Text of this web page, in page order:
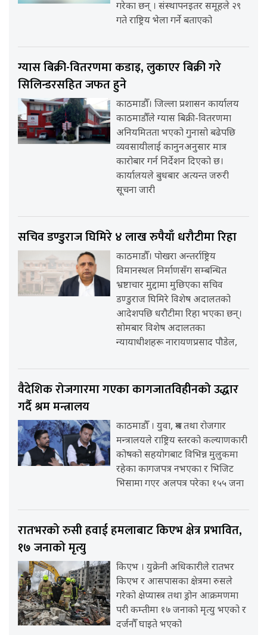
गरेका छन् । संस्थापनइतर समूहले २९
गते राष्ट्रिय भेला गर्ने बताएको
ग्यास बिक्री-वितरणमा कडाइ, लुकाएर बिक्री गरे
सिलिन्डरसहित जफत हुने
काठमाडौँ। जिल्ला प्रशासन कार्यालय
काठमाडौँले ग्यास बिक्री-वितरणमा
अनियमितता भएको गुनासो बढेपछि
व्यवसायीलाई कानुनअनुसार मात्र
कारोबार गर्न निर्देशन दिएको छ।
कार्यालयले बुधबार अत्यन्त जरुरी
सूचना जारी
सचिव डण्डुराज घिमिरे ४ लाख रुपैयाँ धरौटीमा रिहा
काठमाडौँ। पोखरा अन्तर्राष्ट्रिय
विमानस्थल निर्माणसँग सम्बन्धित
भ्रष्टाचार मुद्दामा मुछिएका सचिव
डण्डुराज घिमिरे विशेष अदालतको
आदेशपछि धरौटीमा रिहा भएका छन्।
सोमबार विशेष अदालतका
न्यायाधीशहरू नारायणप्रसाद पौडेल,
वैदेशिक रोजगारमा गएका कागजातविहीनको उद्धार
गर्दै श्रम मन्त्रालय
काठमाडौँ । युवा, श्रम तथा रोजगार
मन्त्रालयले राष्ट्रिय स्तरको कल्याणकारी
कोषको सहयोगबाट विभिन्न मुलुकमा
रहेका कागजपत्र नभएका र भिजिट
भिसामा गएर अलपत्र परेका १५५ जना
रातभरको रुसी हवाई हमलाबाट किएभ क्षेत्र प्रभावित,
१७ जनाको मृत्यु
किएभ । युक्रेनी अधिकारीले रातभर
किएभ र आसपासका क्षेत्रमा रुसले
गरेको क्षेप्यास्त्र तथा ड्रोन आक्रमणमा
परी कम्तीमा १७ जनाको मृत्यु भएको र
दर्जनौँ घाइते भएको